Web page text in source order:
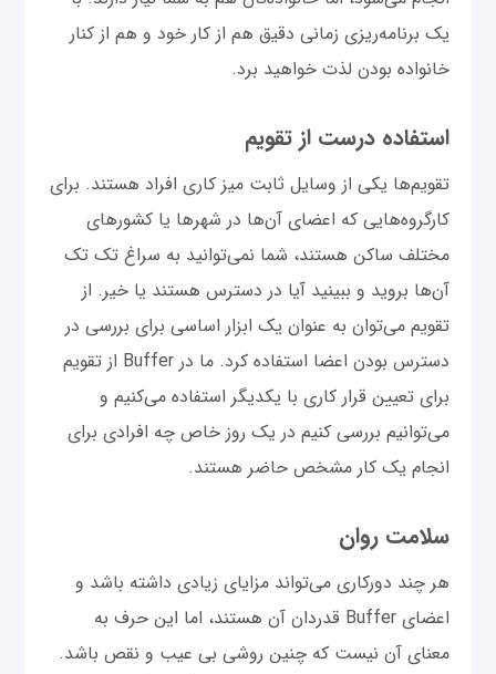
یک برنامه‌ریزی زمانی دقیق هم از کار خود و هم از کنار
خانواده بودن لذت خواهید برد.
استفاده درست از تقویم
تقویم‌ها یکی از وسایل ثابت میز کاری افراد هستند. برای
کارگروه‌هایی که اعضای آن‌ها در شهرها یا کشورهای
مختلف ساکن هستند، شما نمی‌توانید به سراغ تک تک
آن‌ها برويد و ببینید آیا در دسترس هستند یا خیر. از
تقويم‌ می‌توان به عنوان یک ابزار اساسی برای بررسی در
دسترس بودن اعضا استفاده کرد. ما در Buffer از تقویم
برای تعیین قرار کاری با یکدیگر استفاده می‌کنیم و
می‌توانیم بررسی کنیم در یک روز خاص چه افرادی برای
انجام یک کار مشخص حاضر هستند.
سلامت روان
هر چند دورکاری می‌تواند مزایای زیادی داشته باشد و
اعضای Buffer قدردان آن هستند، اما این حرف به
معنای آن نیست که چنین روشی بی عیب و نقص باشد.